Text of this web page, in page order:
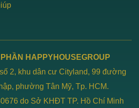
HAPPYHOUSEGROUP
2, khu dân cư Cityland, 99 đường
phường Tân Mỹ, Tp. HCM.
do Sở KHĐT TP. Hồ Chí Minh